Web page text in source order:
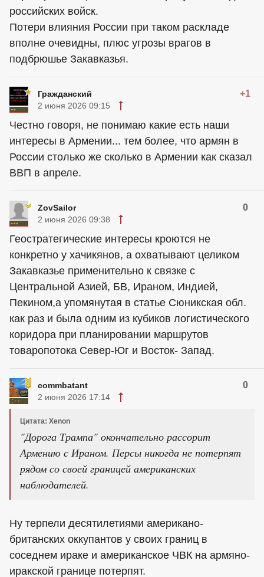
российских войск.
Потери влияния России при таком раскладе
вполне очевидны, плюс угрозы врагов в
подбрюшье Закавказья.
Гражданский +1
2 июня 2026 09:15
Честно говоря, не понимаю какие есть наши
интересы в Армении... тем более, что армян в
России столько же сколько в Армении как сказал
ВВП в апреле.
ZovSailor 0
2 июня 2026 09:38
Геостратегические интересы кроются не
конкретно у хачикянов, а охватывают целиком
Закавказье применительно к связке с
Центральной Азией, БВ, Ираном, Индией,
Пекином,а упомянутая в статье Сюникская обл.
как раз и была одним из кубиков логистического
коридора при планировании маршрутов
товаропотока Север-Юг и Восток- Запад.
commbatant 0
2 июня 2026 17:14
Цитата: Xenon
"Дорога Трампа" окончательно рассорит
Армению с Ираном. Персы никогда не потерпят
рядом со своей границей американских
наблюдателей.
Ну терпели десятилетиями американо-
британских оккупантов у своих границ в
соседнем ираке и американское ЧВК на армяно-
иракской границе потерпят.